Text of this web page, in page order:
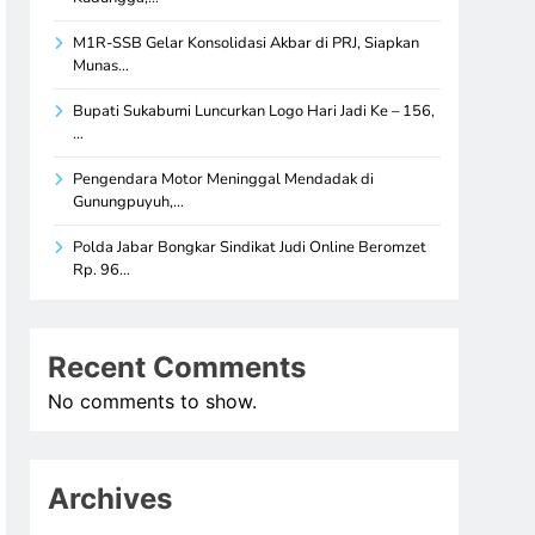
M1R-SSB Gelar Konsolidasi Akbar di PRJ, Siapkan
Munas…
Bupati Sukabumi Luncurkan Logo Hari Jadi Ke – 156,
…
Pengendara Motor Meninggal Mendadak di
Gunungpuyuh,…
Polda Jabar Bongkar Sindikat Judi Online Beromzet
Rp. 96…
Recent Comments
No comments to show.
Archives